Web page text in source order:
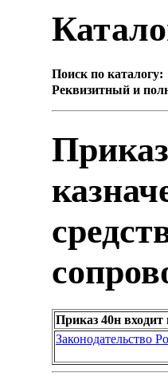
Поиск по каталогу:
Реквизитный и
Приказ 40н
Законодательство